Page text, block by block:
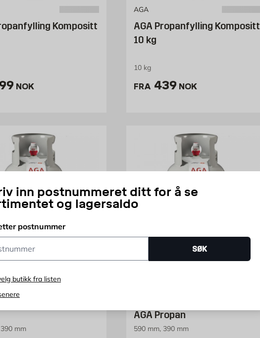
inn postnummeret ditt for å se
og lagersaldo
postnummer
SØK
butikk fra listen
Kompositt
299 NOK /stk
NOK
AGA
AGA Propanfylling Kompositt
10 kg
10 kg
FRA Pris 439 NOK /stk
439 NOK
mm
AGA Propan
590 mm, 390 mm